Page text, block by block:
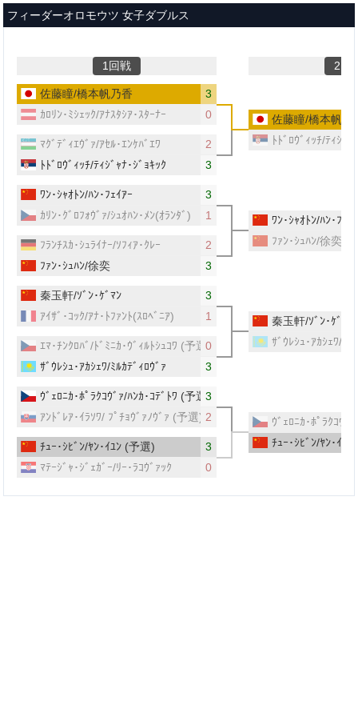
メインコンテンツへスキップ
フィーダーオロモウツ 女子ダブルス
1回戦 2回
佐藤瞳/橋本帆乃香
3
ｶﾛﾘﾝ･ﾐｼｪｯｸ/ｱﾅｽﾀｼｱ･ｽﾀｰﾅｰ
0
ﾏｸﾞﾃﾞｨｴｳﾞｧ/ｱｾﾙ･ｴﾝｹﾊﾞｴﾜ
2
ﾄﾄﾞﾛｳﾞｨｯﾁ/ﾃｨｼﾞｬﾅ･ｼﾞｮｷｯｸ
3
ﾜﾝ･ｼｬｵﾄﾝ/ﾊﾝ･ﾌｪｲｱｰ
3
ｶﾘﾝ･ｸﾞﾛﾌｫｳﾞｧ/ｼｭｵﾊﾝ･ﾒﾝ(ｵﾗﾝﾀﾞ)
1
ﾌﾗﾝﾁｽｶ･ｼｭﾗｲﾅｰ/ｿﾌｨｱ･ｸﾚｰ
2
ﾌｧﾝ･ｼｭﾊﾝ/徐奕
3
秦玉軒/ｿﾞﾝ･ｹﾞﾏﾝ
3
ｱｲｻﾞ･ｺｯｸ/ｱﾅ･ﾄﾌｧﾝﾄ(ｽﾛﾍﾞﾆｱ)
1
ｴﾏ･ﾁﾝｸﾛﾊﾞ/ﾄﾞﾐﾆｶ･ｳﾞｨﾙﾄｼｭｺﾜ (予選)
0
ｻﾞｳﾚｼｭ･ｱｶｼｪﾜ/ﾐﾙｶﾃﾞｨﾛｳﾞｧ
3
ｳﾞｪﾛﾆｶ･ﾎﾟﾗｸｺｳﾞｧ/ﾊﾝｶ･ｺﾃﾞﾄﾜ (予選)
3
ｱﾝﾄﾞﾚｱ･ｲﾗｿﾜ/ ﾌﾟﾁｮｳﾞｧﾉｳﾞｧ (予選) 2
ﾁｭｰ･ｼﾋﾞﾝ/ﾔﾝ･ｲﾕﾝ(予選)
3
ﾏﾃｰｼﾞｬ･ｼﾞｪｶﾞｰ/ﾘｰ･ﾗｺｳﾞｧｯｸ
0
佐藤瞳/橋本帆乃
ﾄﾄﾞﾛｳﾞｨｯﾁ/ﾃｨｼﾞｬ
ﾜﾝ･ｼｬｵﾄﾝ/ﾊﾝ･ﾌｪｲ
ﾌｧﾝ･ｼｭﾊﾝ/徐奕
秦玉軒/ｿﾞﾝ･ｹﾞﾏﾝ
ｻﾞｳﾚｼｭ･ｱｶｼｪﾜ/ﾐﾙ
ｳﾞｪﾛﾆｶ･ﾎﾟﾗｸｺｳﾞ
ﾁｭｰ･ｼﾋﾞﾝ/ﾔﾝ･ｲﾕﾝ